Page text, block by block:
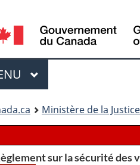
PRINCIPAL
Ministère de la Justice
sur la sécurité des